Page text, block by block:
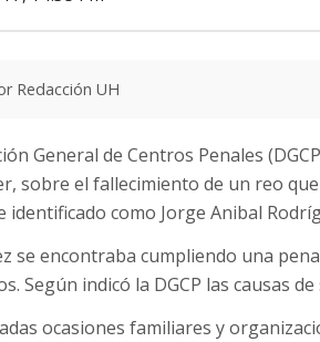
Redacción UH
General de Centros Penales
sobre el fallecimiento de un reo
identificado como Jorge Anibal
se encontraba cumpliendo una
Según indicó la DGCP las causas
ocasiones familiares y